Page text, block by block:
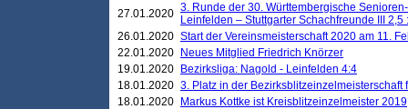
27.01.2020 3. Runde der 30. Württembergische
Leinfelden – Stuttgarter Schachfreunde III 2,5
26.01.2020 Start der Vereinsmeisterschaft 2020 am 11.
22.01.2020
Neues Mitglied Friedrich Knörzer
19.01.2020
Bezirksliga: Nagold - Leinfelden 4:4
18.01.2020 3. Platz in der Bezirksblitzeinzelmeisterschaft
18.01.2020
Markus Kottke ist Kreisblitzeinzelmeister 2019